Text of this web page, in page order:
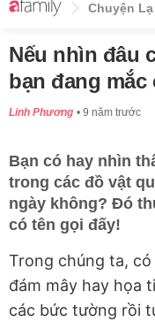
Chuyện Lạ
Nếu nhìn đâu
bạn đang
Linh Phương 9 năm trước
Bạn có hay nhìn
trong các đồ vật
ngày không? Đó
có tên gọi đấy!
Trong chúng ta,
đám mây hay họa
các bức tường rồi